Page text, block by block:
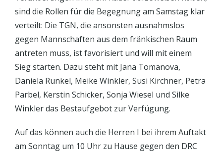
sind die Rollen für die Begegnung am Samstag klar
verteilt: Die TGN, die ansonsten ausnahmslos
gegen Mannschaften aus dem fränkischen Raum
antreten muss, ist favorisiert und will mit einem
Sieg starten. Dazu steht mit Jana Tomanova,
Daniela Runkel, Meike Winkler, Susi Kirchner, Petra
Parbel, Kerstin Schicker, Sonja Wiesel und Silke
Winkler das Bestaufgebot zur Verfügung.
Auf das können auch die Herren I bei ihrem Auftakt
am Sonntag um 10 Uhr zu Hause gegen den DRC